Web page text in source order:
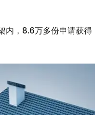
内，8.6万多份申请获得